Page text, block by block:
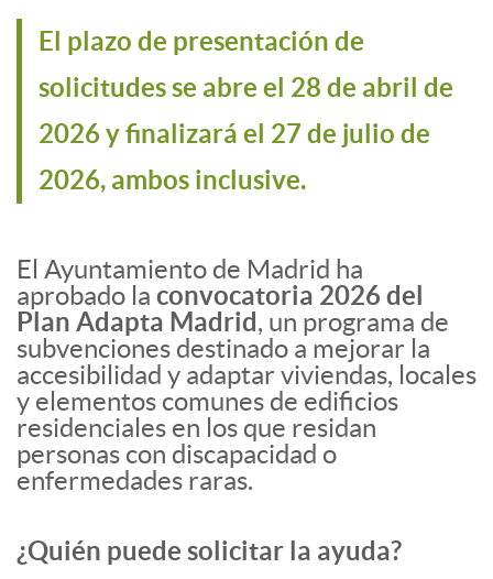
El plazo de presentación de
solicitudes se abre el 28 de abril de
2026 y finalizará el 27 de julio de
2026, ambos inclusive.
El Ayuntamiento de Madrid ha
aprobado la convocatoria 2026 del
Plan Adapta Madrid, un programa de
subvenciones destinado a mejorar la
accesibilidad y adaptar viviendas, locales
y elementos comunes de edificios
residenciales en los que residan
personas con discapacidad o
enfermedades raras.
¿Quién puede solicitar la ayuda?